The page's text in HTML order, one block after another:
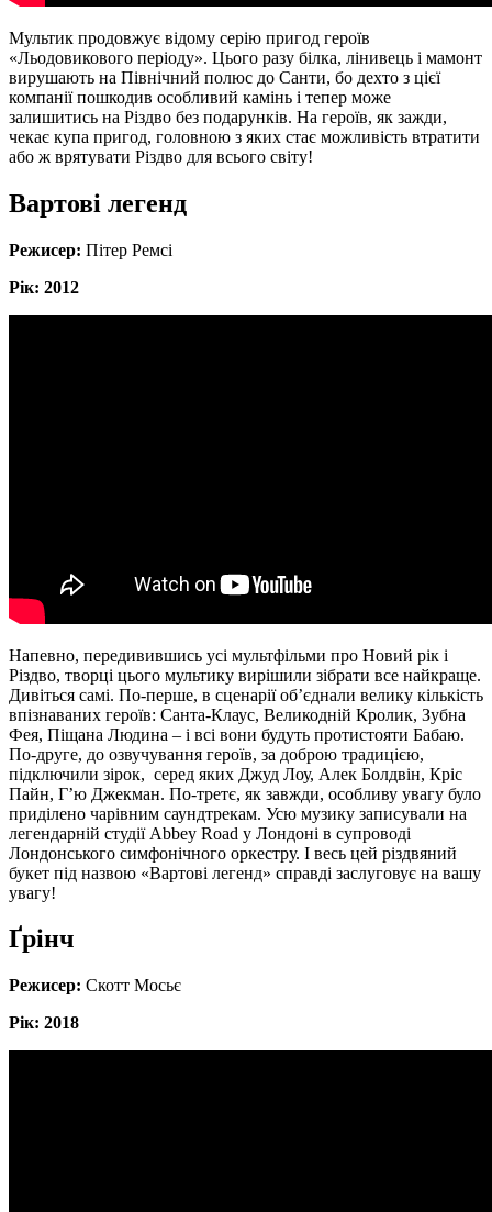
Мультик продовжує відому серію пригод героїв
«Льодовикового періоду». Цього разу білка, лінивець і мамонт
вирушають на Північний полюс до Санти, бо дехто з цієї
компанії пошкодив особливий камінь і тепер може
залишитись на Різдво без подарунків. На героїв, як зажди,
чекає купа пригод, головною з яких стає можливість втратити
або ж врятувати Різдво для всього світу!
Вартові легенд
Режисер: Пітер Ремсі
Рік: 2012
Напевно, передивившись усі мультфільми про Новий рік і
Різдво, творці цього мультику вирішили зібрати все найкраще.
Дивіться самі. По-перше, в сценарії об’єднали велику кількість
впізнаваних героїв: Санта-Клаус, Великодній Кролик, Зубна
Фея, Піщана Людина – і всі вони будуть протистояти Бабаю.
По-друге, до озвучування героїв, за доброю традицією,
підключили зірок, серед яких Джуд Лоу, Алек Болдвін, Кріс
Пайн, Г’ю Джекман. По-третє, як завжди, особливу увагу було
приділено чарівним саундтрекам. Усю музику записували на
легендарній студії Abbey Road у Лондоні в супроводі
Лондонського симфонічного оркестру. І весь цей різдвяний
букет під назвою «Вартові легенд» справді заслуговує на вашу
увагу!
Ґрінч
Режисер: Скотт Мосьє
Рік: 2018